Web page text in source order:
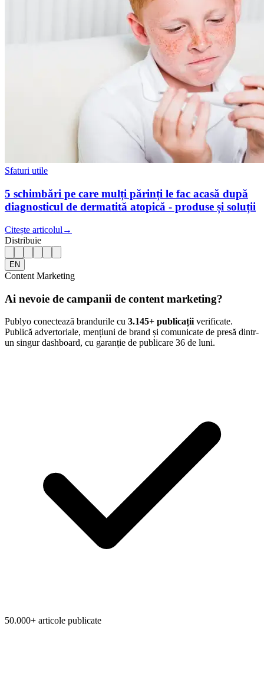
Sfaturi utile
5 schimbări pe care mulți părinți le fac acasă după
diagnosticul de dermatită atopică - produse și soluții
Citește articolul →
Distribuie
EN
Content Marketing
Ai nevoie de campanii de content marketing?
Publyo conectează brandurile cu 3.145+ publicații verificate.
Publică advertoriale, mențiuni de brand și comunicate de presă dintr-
un singur dashboard, cu garanție de publicare 36 de luni.
50.000+ articole publicate